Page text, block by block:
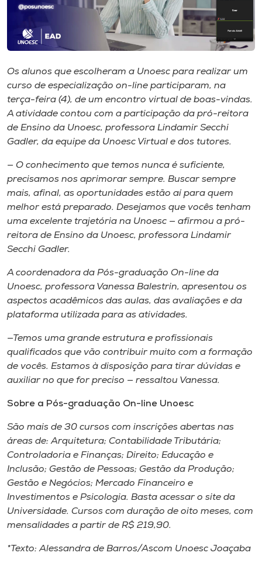
Cultura
CPA
Biblioteca
Editora
Rádio
Museu
Unoesc
Store
Selecione
A-
Os alunos que escolheram a Unoesc para realizar um
curso de especialização on-line participaram, na
terça-feira (4), de um encontro virtual de boas-vindas.
A atividade contou com a participação da pró-reitora
de Ensino da Unoesc, professora Lindamir Secchi
Gadler, da equipe da Unoesc Virtual e dos tutores.
— O conhecimento que temos nunca é suficiente,
precisamos nos aprimorar sempre. Buscar sempre
mais, afinal, as oportunidades estão aí para quem
melhor está preparado. Desejamos que vocês tenham
uma excelente trajetória na Unoesc — afirmou a pró-
reitora de Ensino da Unoesc, professora Lindamir
Secchi Gadler.
A coordenadora da Pós-graduação On-line da
Unoesc, professora Vanessa Balestrin, apresentou os
aspectos acadêmicos das aulas, das avaliações e da
plataforma utilizada para as atividades.
—Temos uma grande estrutura e profissionais
qualificados que vão contribuir muito com a formação
de vocês. Estamos à disposição para tirar dúvidas e
auxiliar no que for preciso — ressaltou Vanessa.
Sobre a Pós-graduação On-line Unoesc
São mais de 30 cursos com inscrições abertas nas
áreas de: Arquitetura; Contabilidade Tributária;
Controladoria e Finanças; Direito; Educação e
Inclusão; Gestão de Pessoas; Gestão da Produção;
Gestão e Negócios; Mercado Financeiro e
Investimentos e Psicologia. Basta acessar o site da
Universidade. Cursos com duração de oito meses, com
mensalidades a partir de R$ 219,90.
*Texto: Alessandra de Barros/Ascom Unoesc Joaçaba